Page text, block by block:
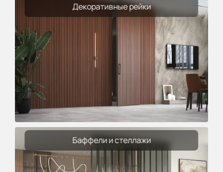
Декоративные рейки
Баффели и стеллажи